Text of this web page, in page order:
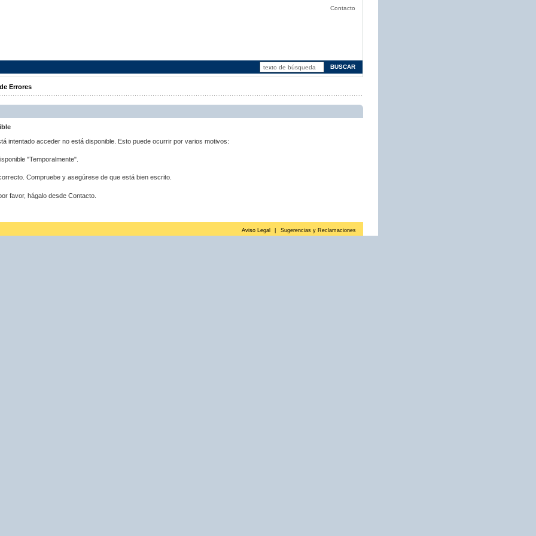
Contacto
Errores
intentado acceder no está disponible. Esto puede ocurrir por varios motivos:
"Temporalmente".
Compruebe y asegúrese de que está bien escrito.
favor, hágalo desde Contacto.
Aviso Legal Sugerencias y Reclamaciones